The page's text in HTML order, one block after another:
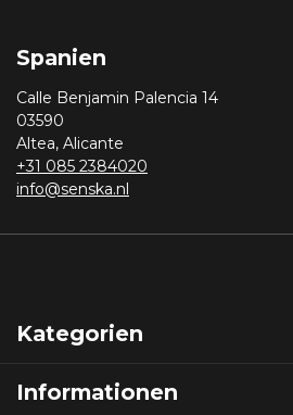
Spanien
Calle Benjamin Palencia 14
03590
Altea, Alicante
+31 085 2384020
info@senska.nl
Kategorien
Informationen